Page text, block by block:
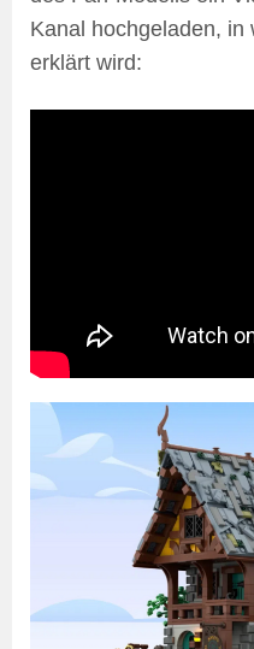
Kanal hochgeladen, in
erklärt wird: